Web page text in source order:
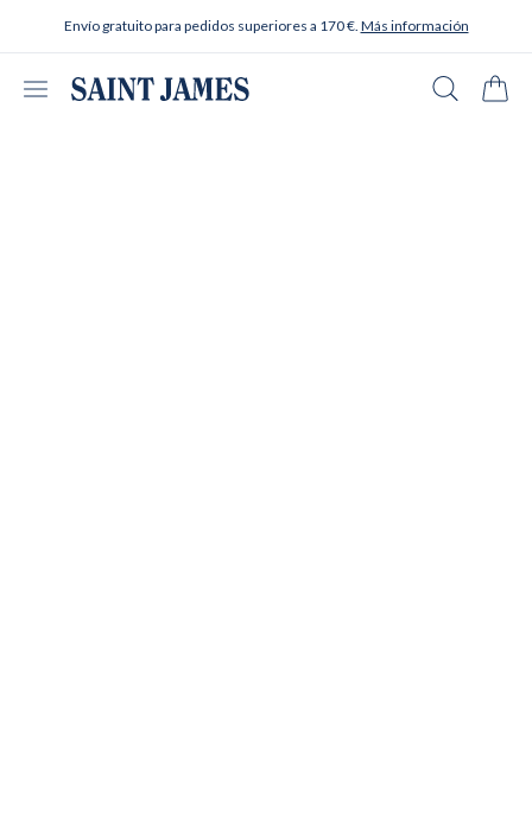
Envío gratuito para pedidos superiores a 170 €. Más información
Abrir menú